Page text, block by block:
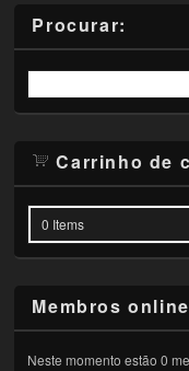
Procurar:
Carrinho de
0 Items
Membros online
Neste momento estão 0